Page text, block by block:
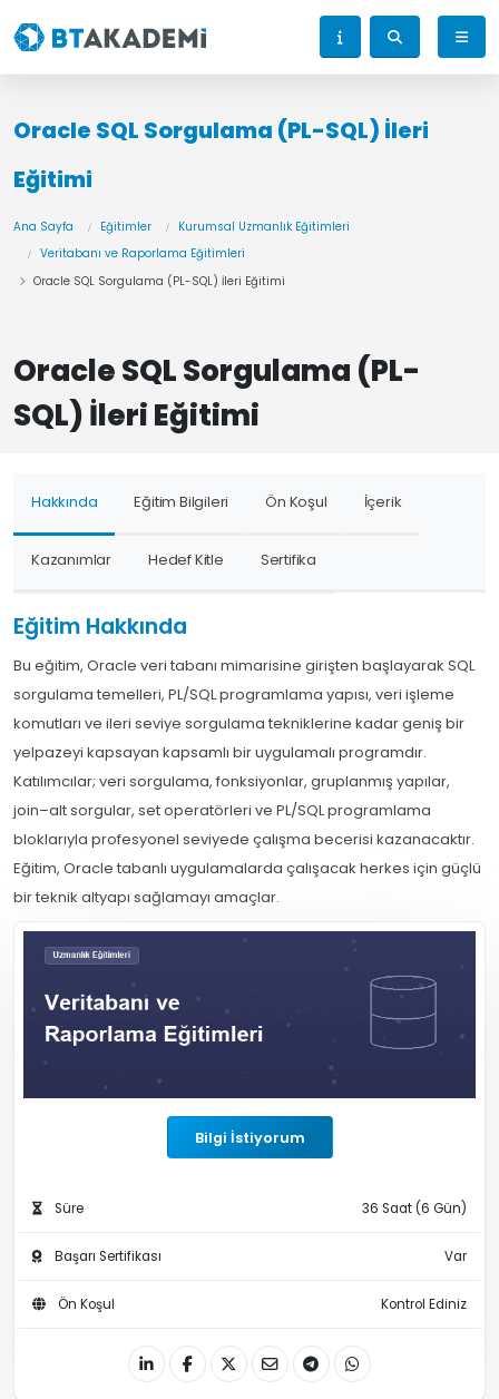
Oracle SQL Sorgulama (PL-SQL) İleri
Eğitimi
Ana Sayfa Eğitimler
Kurumsal Uzmanlık Eğitimleri
Veritabanı ve Raporlama Eğitimleri
Oracle SQL Sorgulama (PL-SQL) İleri Eğitimi
Oracle SQL Sorgulama (PL-
SQL) İleri Eğitimi
Hakkında Eğitim Bilgileri Ön Koşul İçerik
Kazanımlar Hedef Kitle Sertifika
Eğitim Hakkında
Bu eğitim, Oracle veri tabanı mimarisine girişten başlayarak SQL
sorgulama temelleri, PL/SQL programlama yapısı, veri işleme
komutları ve ileri seviye sorgulama tekniklerine kadar geniş bir
yelpazeyi kapsayan kapsamlı bir uygulamalı programdır.
Katılımcılar; veri sorgulama, fonksiyonlar, gruplanmış yapılar,
join–alt sorgular, set operatörleri ve PL/SQL programlama
bloklarıyla profesyonel seviyede çalışma becerisi kazanacaktır.
Eğitim, Oracle tabanlı uygulamalarda çalışacak herkes için güçlü
bir teknik altyapı sağlamayı amaçlar.
Bilgi İstiyorum
Süre 36 Saat (6 Gün)
Başarı Sertifikası Var
Ön Koşul Kontrol Ediniz